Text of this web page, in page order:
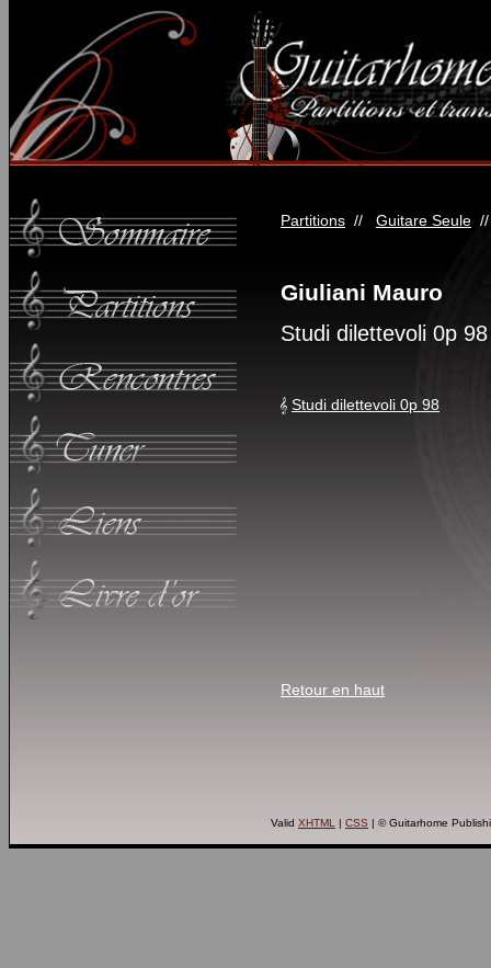
Partitions // Guitare Seule
Giuliani Mauro
Studi dilettevoli 0p 98
Studi dilettevoli 0p 98
Retour en haut
Valid XHTML | CSS | © Guitarhome